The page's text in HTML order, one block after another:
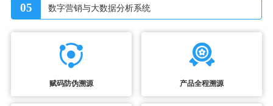
05 数字营销与大数据分析系统
赋码防伪溯源 产品全程溯源